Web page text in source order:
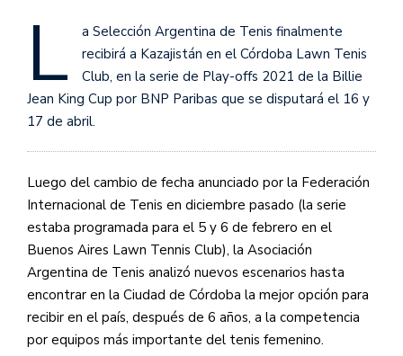
L
a Selección Argentina de Tenis finalmente
recibirá a Kazajistán en el Córdoba Lawn Tenis
Club, en la serie de Play-offs 2021 de la Billie
Jean King Cup por BNP Paribas que se disputará el 16 y
17 de abril.
Luego del cambio de fecha anunciado por la Federación
Internacional de Tenis en diciembre pasado (la serie
estaba programada para el 5 y 6 de febrero en el
Buenos Aires Lawn Tennis Club), la Asociación
Argentina de Tenis analizó nuevos escenarios hasta
encontrar en la Ciudad de Córdoba la mejor opción para
recibir en el país, después de 6 años, a la competencia
por equipos más importante del tenis femenino.